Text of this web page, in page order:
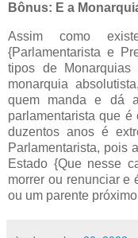
Bônus: E a
Assim como
{Parlamentarista e
tipos de Monarquias
monarquia
quem manda e dá
parlamentarista que
duzentos anos é
Parlamentarista, pois
Estado {Que nesse
morrer ou renunciar e
ou um parente